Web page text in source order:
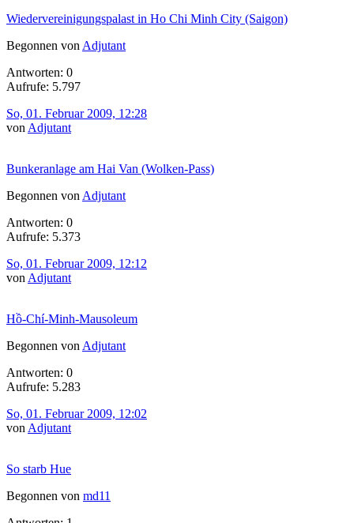
Wiedervereinigungspalast in Ho Chi Minh City (Saigon)
Begonnen von Adjutant
Antworten: 0
Aufrufe: 5.797
So, 01. Februar 2009, 12:28
von Adjutant
Bunkeranlage am Hai Van (Wolken-Pass)
Begonnen von Adjutant
Antworten: 0
Aufrufe: 5.373
So, 01. Februar 2009, 12:12
von Adjutant
Hồ-Chí-Minh-Mausoleum
Begonnen von Adjutant
Antworten: 0
Aufrufe: 5.283
So, 01. Februar 2009, 12:02
von Adjutant
So starb Hue
Begonnen von md11